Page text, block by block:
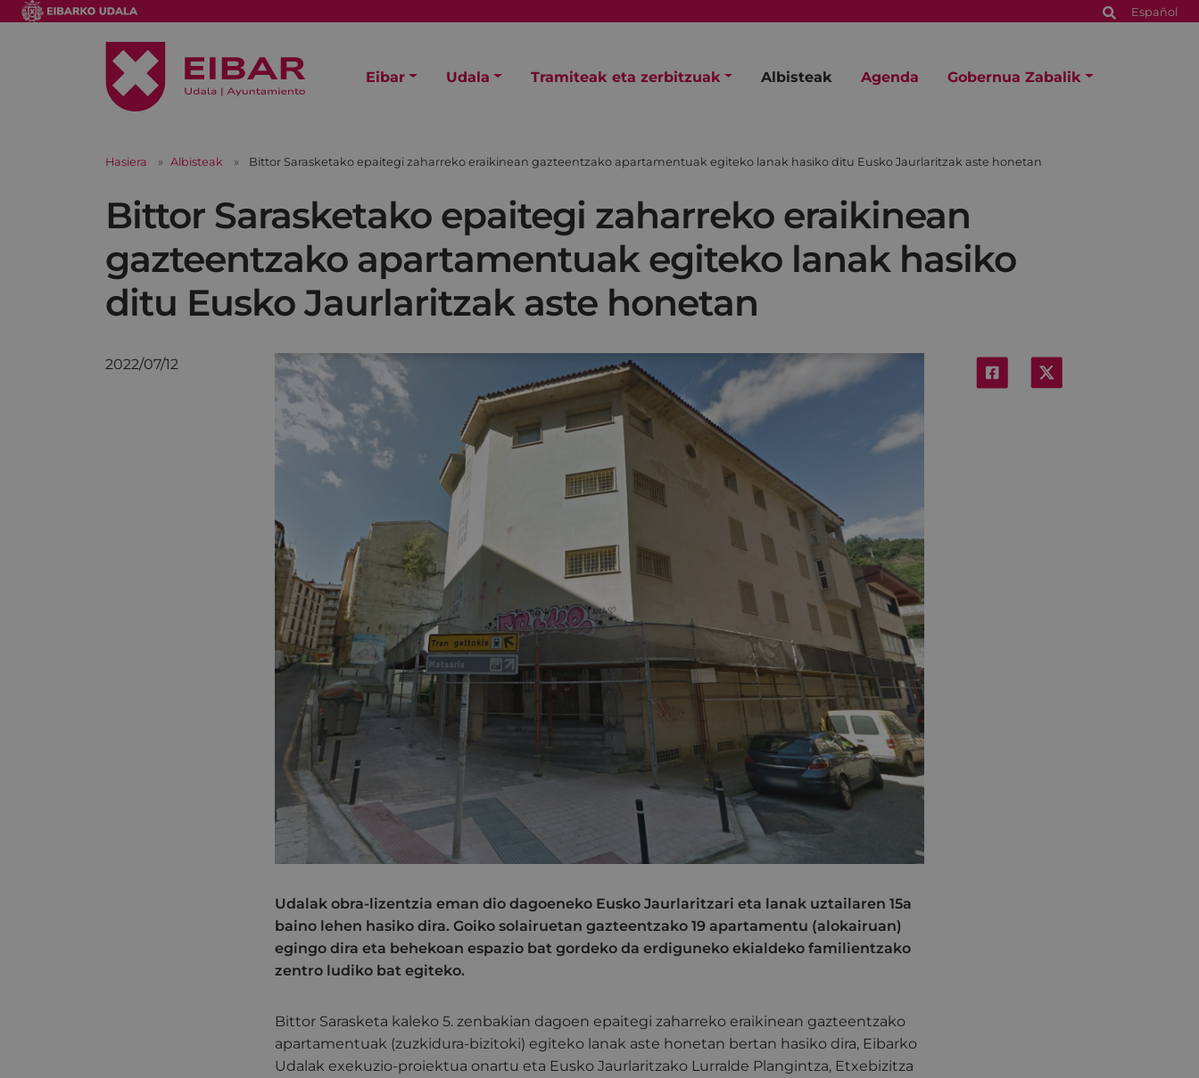
Español
Eibar Udala Tramiteak eta zerbitzuak Albisteak Agenda Gobernua Zabalik
Hasiera Albisteak Bittor Sarasketako epaitegi zaharreko eraikinean gazteentzako apartamentuak egiteko lanak hasiko ditu Eusko Jaurlaritzak aste honetan
Bittor Sarasketako epaitegi zaharreko eraikinean
gazteentzako apartamentuak egiteko lanak hasiko
ditu Eusko Jaurlaritzak aste honetan
2022/07/12
Udalak obra-lizentzia eman dio dagoeneko Eusko Jaurlaritzari eta lanak uztailaren 15a
baino lehen hasiko dira. Goiko solairuetan gazteentzako 19 apartamentu (alokairuan)
egingo dira eta behekoan espazio bat gordeko da erdiguneko ekialdeko familientzako
zentro ludiko bat egiteko.
Bittor Sarasketa kaleko 5. zenbakian dagoen epaitegi zaharreko eraikinean gazteentzako
apartamentuak (zuzkidura-bizitoki) egiteko lanak aste honetan bertan hasiko dira, Eibarko
Udalak exekuzio-proiektua onartu eta Eusko Jaurlaritzako Lurralde Plangintza, Etxebizitza